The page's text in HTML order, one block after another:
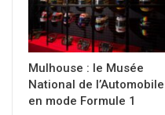
Mulhouse : le Musée
National de l’Automobile
en mode Formule 1